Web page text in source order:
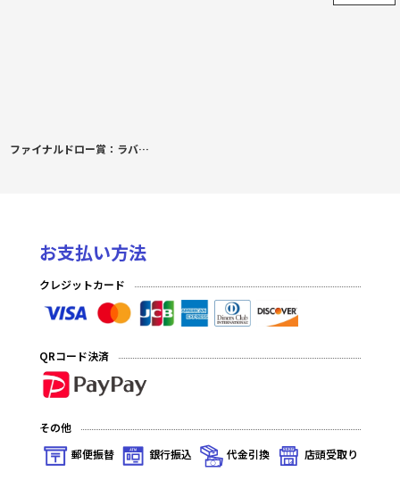
ファイナルドロー賞：ラバープレイマットスリム 喫茶ステラと死神の蝶「四季 ナツメ」
お支払い方法
クレジットカード
QRコード決済
その他
郵便振替
銀行振込 代金引換 店頭受取り